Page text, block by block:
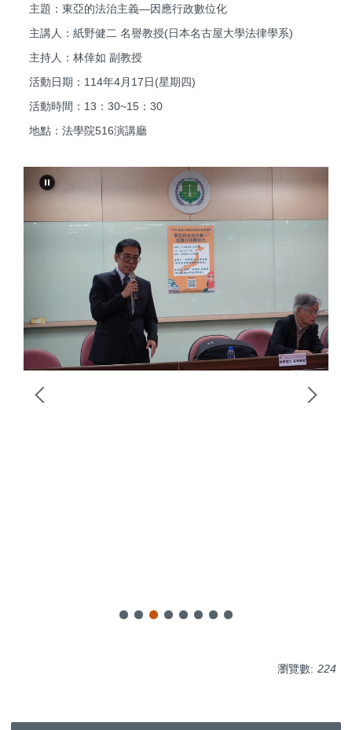
主題：東亞的法治主義—因應行政數位化
主講人：紙野健二 名譽教授(日本名古屋大學法律學系)
主持人：林倖如 副教授
活動日期：114年4月17日(星期四)
活動時間：13：30~15：30
地點：法學院516演講廳
瀏覽數: 224